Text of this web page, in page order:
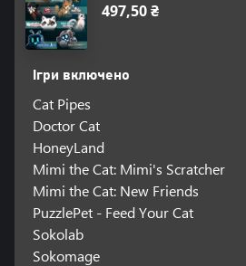
497,50 ₴
Ігри включено
Cat Pipes
Doctor Cat
HoneyLand
Mimi the Cat: Mimi's Scratcher
Mimi the Cat: New Friends
PuzzlePet - Feed Your Cat
Sokolab
Sokomage